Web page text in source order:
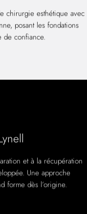
chirurgie esthétique avec
posant les fondations
de confiance.
et à la récupération
Une approche
forme dès l’origine.